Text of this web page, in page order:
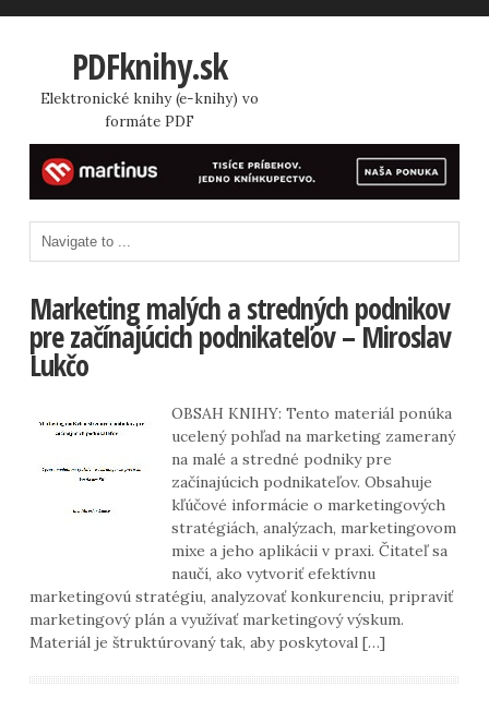
PDFknihy.sk
Elektronické knihy (e-knihy) vo
formáte PDF
Marketing malých a stredných podnikov
pre začínajúcich podnikateľov – Miroslav
Lukčo
OBSAH KNIHY: Tento materiál ponúka
ucelený pohľad na marketing zameraný
na malé a stredné podniky pre
začínajúcich podnikateľov. Obsahuje
kľúčové informácie o marketingových
stratégiách, analýzach, marketingovom
mixe a jeho aplikácii v praxi. Čitateľ sa
naučí, ako vytvoriť efektívnu
marketingovú stratégiu, analyzovať konkurenciu, pripraviť
marketingový plán a využívať marketingový výskum.
Materiál je štruktúrovaný tak, aby poskytoval […]